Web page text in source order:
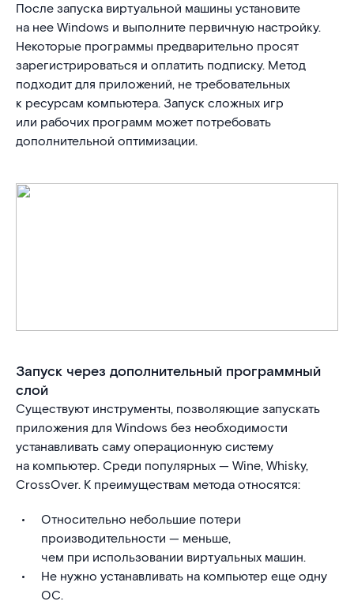
После запуска виртуальной машины установите
на нее Windows и выполните первичную настройку.
Некоторые программы предварительно просят
зарегистрироваться и оплатить подписку. Метод
подходит для приложений, не требовательных
к ресурсам компьютера. Запуск сложных игр
или рабочих программ может потребовать
дополнительной оптимизации.
Запуск через дополнительный программный
слой
Существуют инструменты, позволяющие запускать
приложения для Windows без необходимости
устанавливать саму операционную систему
на компьютер. Среди популярных — Wine, Whisky,
CrossOver. К преимуществам метода относятся:
Относительно небольшие потери
производительности — меньше,
чем при использовании виртуальных машин.
Не нужно устанавливать на компьютер еще одну
ОС.